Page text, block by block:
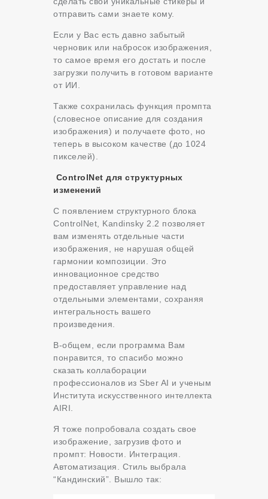
отправить сами знаете кому.
Если у Вас есть давно забытый
черновик или набросок изображения,
то самое время его достать и после
загрузки получить в готовом варианте
от ИИ.
Также сохранилась функция промпта
(словесное описание для создания
изображения) и получаете фото, но
теперь в высоком качестве (до 1024
пикселей).
ControlNet для структурных
изменений
С появлением структурного блока
ControlNet, Kandinsky 2.2 позволяет
вам изменять отдельные части
изображения, не нарушая общей
гармонии композиции. Это
инновационное средство
предоставляет управление над
отдельными элементами, сохраняя
интегральность вашего
произведения.
В-общем, если программа Вам
понравится, то спасибо можно
сказать коллаборации
профессионалов из Sber AI и ученым
Института искусственного интеллекта
AIRI.
Я тоже попробовала создать свое
изображение, загрузив фото и
промпт: Новости. Интеграция.
Автоматизация. Стиль выбрала
“Кандинский”. Вышло так: